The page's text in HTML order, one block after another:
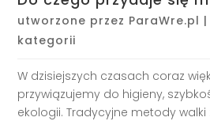
utworzone przez ParaWre.pl |
kategorii
W dzisiejszych czasach coraz
przywiązujemy do higieny,
ekologii. Tradycyjne metody